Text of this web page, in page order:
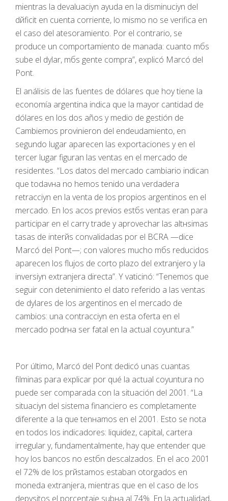
mientras la devaluaciуn ayuda en la disminuciуn del
dйficit en cuenta corriente, lo mismo no se verifica en
el caso del atesoramiento. Por el contrario, se
produce un comportamiento de manada: cuanto mбs
sube el dуlar, mбs gente compra”, explicó Marcó del
Pont.
El análisis de las fuentes de dólares que hoy tiene la
economía argentina indica que la mayor cantidad de
dólares en los dos años y medio de gestión de
Cambiemos provinieron del endeudamiento, en
segundo lugar aparecen las exportaciones y en el
tercer lugar figuran las ventas en el mercado de
residentes. “Los datos del mercado cambiario indican
que todavнa no hemos tenido una verdadera
retracciуn en la venta de los propios argentinos en el
mercado. En los aсos previos estбs ventas eran para
participar en el carry trade y aprovechar las altнsimas
tasas de interйs convalidadas por el BCRA —dice
Marcó del Pont—; con valores mucho mбs reducidos
aparecen los flujos de corto plazo del extranjero y la
inversiуn extranjera directa”. Y vaticinó: “Tenemos que
seguir con detenimiento el dato referido a las ventas
de dуlares de los argentinos en el mercado de
cambios: una contracciуn en esta oferta en el
mercado podrнa ser fatal en la actual coyuntura.”
Por último, Marcó del Pont dedicó unas cuantas
filminas para explicar por qué la actual coyuntura no
puede ser comparada con la situación del 2001. “La
situaciуn del sistema financiero es completamente
diferente a la que tenнamos en el 2001. Esto se nota
en todos los indicadores: liquidez, capital, cartera
irregular y, fundamentalmente, hay que entender que
hoy los bancos no estбn descalzados. En el aсo 2001
el 72% de los prйstamos estaban otorgados en
moneda extranjera, mientras que en el caso de los
depуsitos el porcentaje subнa al 74%. En la actualidad,